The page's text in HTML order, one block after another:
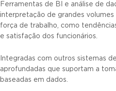
Ferramentas de BI e análise de
interpretação de grandes
força de trabalho, como
e satisfação dos funcionários.
Integradas com outros sistemas
aprofundadas que suportam a
baseadas em dados.